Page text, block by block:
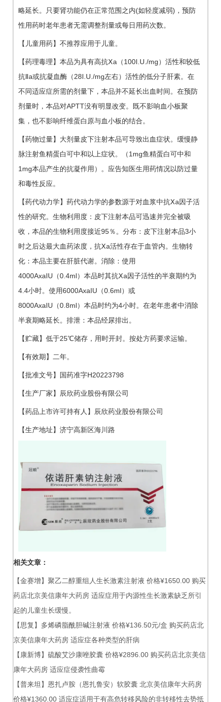
略延长。只要肾功能仍在正常范围之内(如轻度减弱)，预防
性用药时老年患者无需调整剂量或每日用药次数。
【儿童用药】不推荐应用于儿童。
【药理毒理】本品为具有高抗Ⅹa（100I.U./mg）活性和较低
抗Ⅱa或抗凝血酶（28I.U./mg左右）活性的低分子肝素。在
不同适应症所需的剂量下，本品并不延长出血时间。在预防
剂量时，本品对APTT没有明显改变。既不影响血小板聚
集，也不影响纤维蛋白原与血小板的结合。
【药物过量】大剂量皮下注射本品可导致出血症状。缓慢静
脉注射鱼精蛋白可中和以上症状。（1mg鱼精蛋白可中和
1mg本品产生的抗凝作用）。应告知医生用药情况以防过量
和毒性反应。
【药代动力学】药代动力学的参数源于对血浆中抗Ⅹa因子活
性的研究。生物利用度：皮下注射本品可迅速并完全被吸
收，本品的生物利用度接近95％。分布：皮下注射本品3小
时之后达最大血药浓度，抗Ⅹa活性存在于血管内。生物转
化：本品主要在肝脏代谢。消除：使用
4000AxaIU（0.4ml）本品时其抗Ⅹa因子活性的半衰期约为
4.4小时。使用6000AxaIU（0.6ml）或
8000AxaIU（0.8ml）本品时约为4小时。在老年患者中消除
半衰期略延长。排泄：本品经尿排出。
【贮藏】低于25℃储存，用时开封。按处方药要求运输。
【有效期】二年。
【批准文号】国药准字H20223798
【生产厂家】辰欣药业股份有限公司
【药品上市许可持有人】辰欣药业股份有限公司
【生产地址】济宁高新区海川路
相关文章：
【金赛增】聚乙二醇重组人生长激素注射液 价格¥1650.00 购买
药店北京美信康年大药房 适应症用于内源性生长激素缺乏所引
起的儿童生长缓慢。
【思复】多烯磷脂酰胆碱注射液 价格¥136.50元/盒 购买药店北
京美信康年大药房 适应症各种类型的肝病
【康新博】硫酸艾沙康唑胶囊 价格¥2896.00 购买药店北京美信
康年大药房 适应症侵袭性曲霉
【普来坦】恩扎卢胺（恩扎鲁安）软胶囊 北京美信康年大药房
价格¥1360.00 适应症适用于有高危转移风险的非转移性去势抵